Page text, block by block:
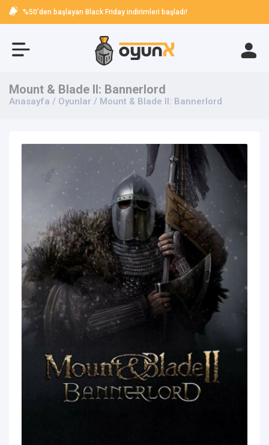
%50'den başlayan Black Friday indirimleri başladı!
Mount & Blade II: Bannerlord
Anasayfa / Oyunlar / Mount & Blade II: Bannerlord